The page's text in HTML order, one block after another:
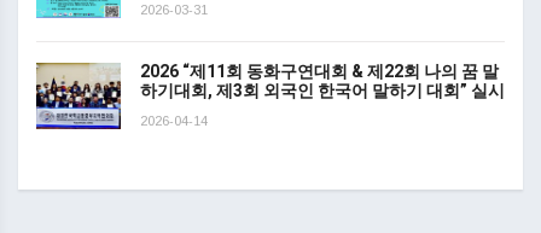
2026-03-31
2026 “제11회 동화구연대회 & 제22회 나의 꿈 말
하기대회, 제3회 외국인 한국어 말하기 대회” 실시
2026-04-14